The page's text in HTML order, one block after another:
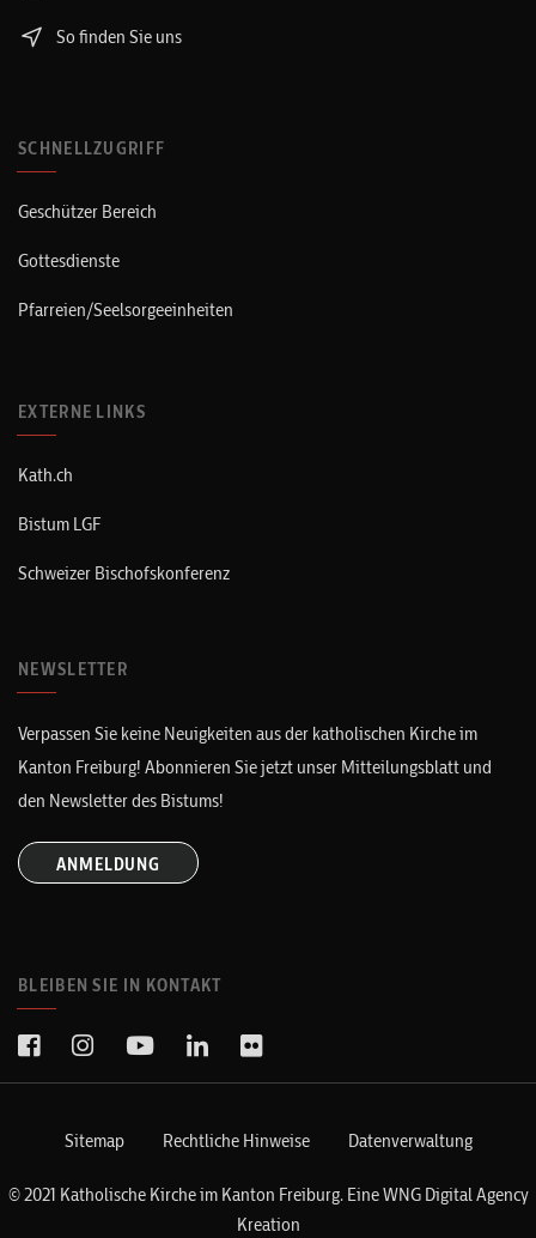
So finden Sie uns
SCHNELLZUGRIFF
Geschützer Bereich
Gottesdienste
Pfarreien/Seelsorgeeinheiten
EXTERNE LINKS
Kath.ch
Bistum LGF
Schweizer Bischofskonferenz
NEWSLETTER
Verpassen Sie keine Neuigkeiten aus der katholischen Kirche im
Kanton Freiburg! Abonnieren Sie jetzt unser Mitteilungsblatt und
den Newsletter des Bistums!
ANMELDUNG
BLEIBEN SIE IN KONTAKT
Sitemap Rechtliche Hinweise Datenverwaltung
© 2021 Katholische Kirche im Kanton Freiburg. EineWNG Digital Agency
Kreation